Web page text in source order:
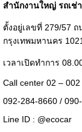
สำนักงานใหญ่ รถเช่
ตั้งอยู่เลขที่ 279/57
กรุงเทพมหานคร
เวลาเปิดทำการ
Call center 02 –
092-284-8660 /
Line ID : @ecocar